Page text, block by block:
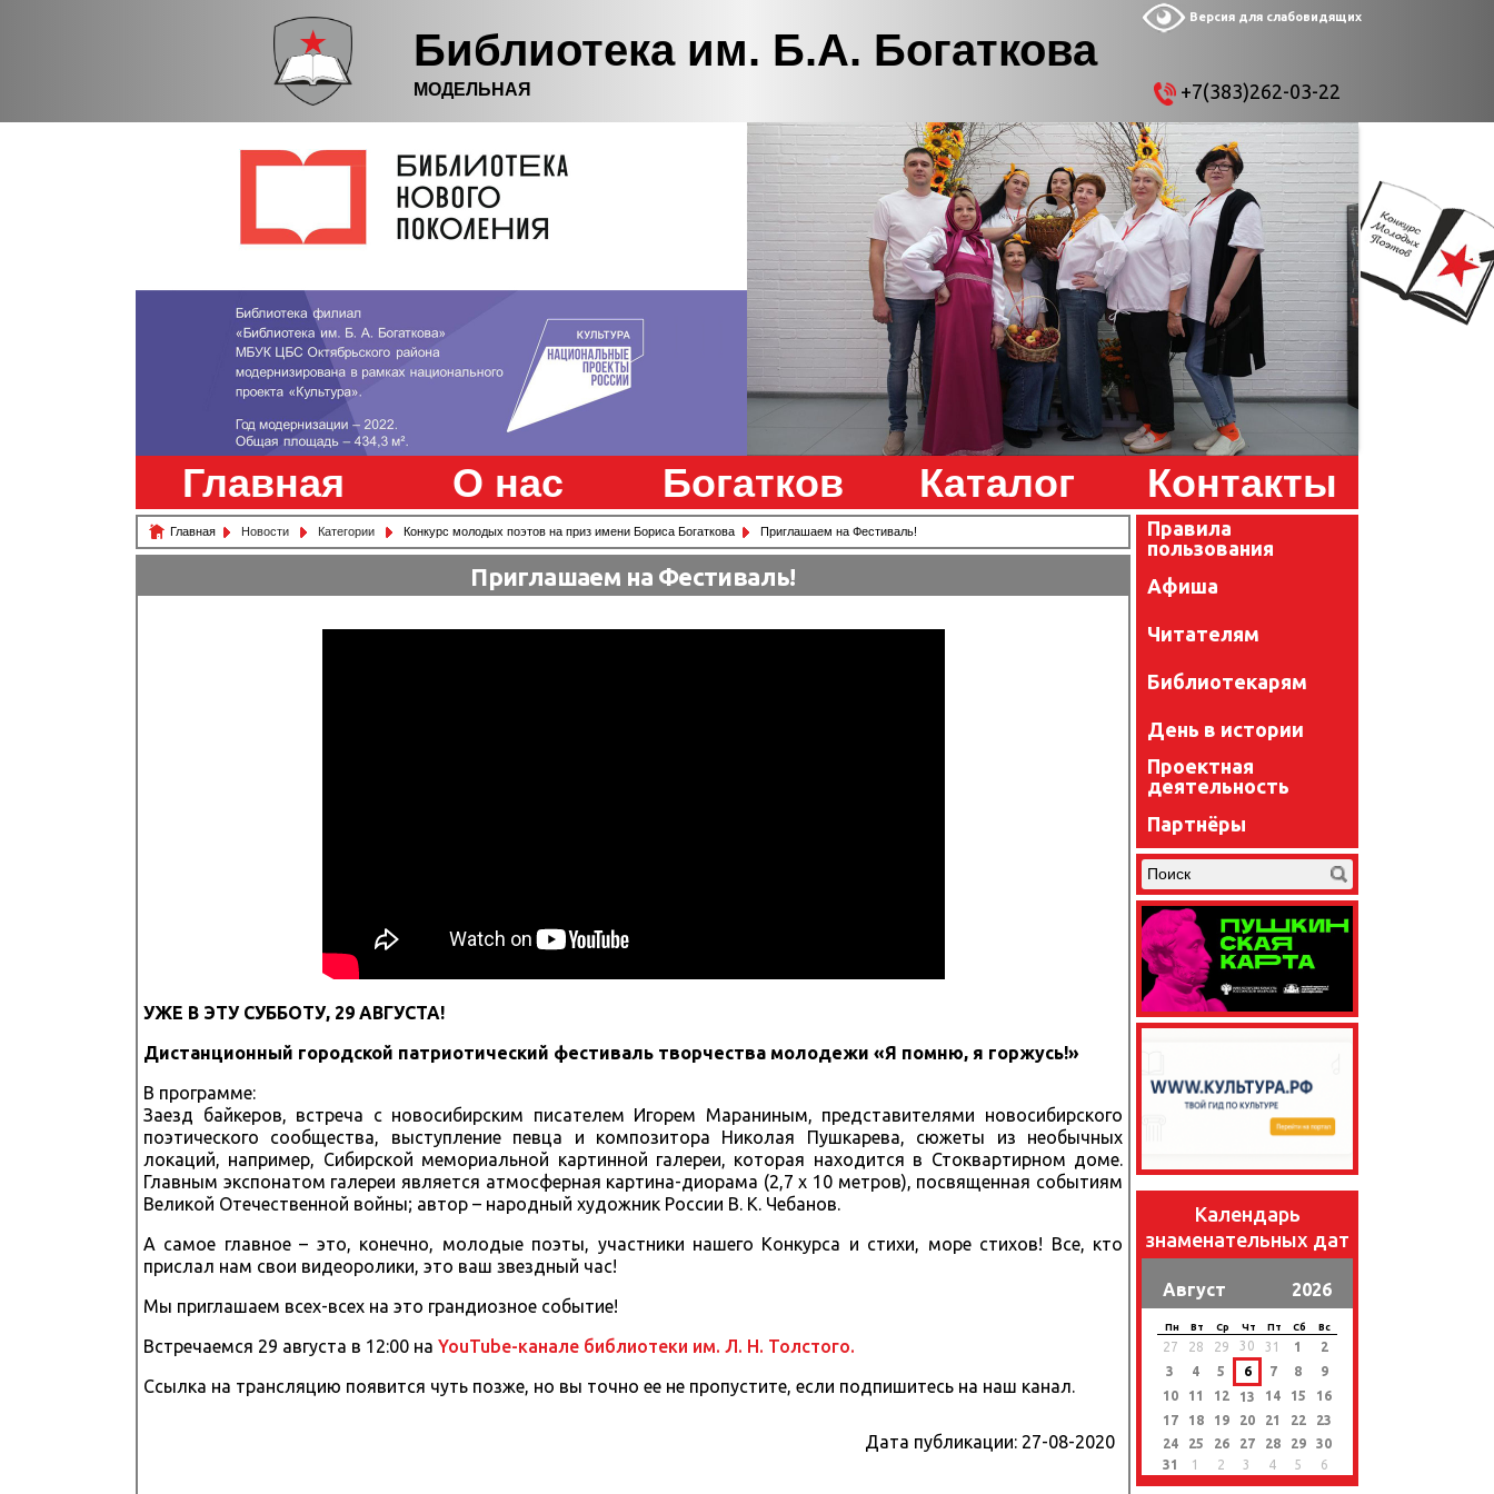
Библиотека им. Б.А. Богаткова
МОДЕЛЬНАЯ
Версия для слабовидящих
+7(383)262-03-22
Главная О нас Богатков Каталог Контакты
Главная Новости Категории Конкурс молодых поэтов на приз имени Бориса Богаткова Приглашаем на Фестиваль!
Приглашаем на Фестиваль!
УЖЕ В ЭТУ СУББОТУ, 29 АВГУСТА!
Дистанционный городской патриотический фестиваль творчества молодежи «Я помню, я горжусь!»
В программе:
Заезд байкеров, встреча с новосибирским писателем Игорем Мараниным, представителями новосибирского
поэтического сообщества, выступление певца и композитора Николая Пушкарева, сюжеты из необычных
локаций, например, Сибирской мемориальной картинной галереи, которая находится в Стоквартирном доме.
Главным экспонатом галереи является атмосферная картина-диорама (2,7 х 10 метров), посвященная событиям
Великой Отечественной войны; автор – народный художник России В. К. Чебанов.
А самое главное – это, конечно, молодые поэты, участники нашего Конкурса и стихи, море стихов! Все, кто
прислал нам свои видеоролики, это ваш звездный час!
Мы приглашаем всех-всех на это грандиозное событие!
Встречаемся 29 августа в 12:00 на YouTube-канале библиотеки им. Л. Н. Толстого.
Ссылка на трансляцию появится чуть позже, но вы точно ее не пропустите, если подпишитесь на наш канал.
Дата публикации: 27-08-2020
Правила
пользования
Афиша
Читателям
Библиотекарям
День в истории
Проектная
деятельность
Партнёры
Календарь
знаменательных дат
Август 2026
Пн Вт Ср Чт Пт Сб Вс
27 28 29 30 31 1
2
3
4 5 6 7 8
9
10
11 12 13 14 15
16
17
18 19 20 21 22
23
24
25 26 27 28 29
30
31
1 2 3 4 5 6